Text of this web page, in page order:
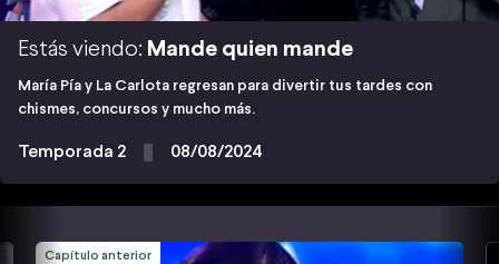
Estás viendo: Mande quien mande
María Pía y La Carlota regresan para divertir tus tardes con
chismes, concursos y mucho más.
Temporada 2 08/08/2024
Capítulo anterior